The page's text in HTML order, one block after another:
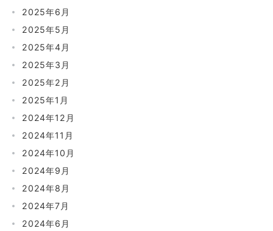
2025年6月
2025年5月
2025年4月
2025年3月
2025年2月
2025年1月
2024年12月
2024年11月
2024年10月
2024年9月
2024年8月
2024年7月
2024年6月